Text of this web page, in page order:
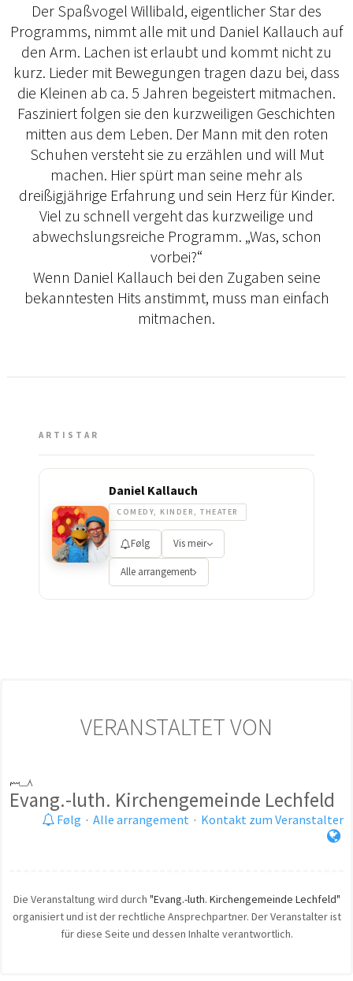
Der Spaßvogel Willibald, eigentlicher Star des
Programms, nimmt alle mit und Daniel Kallauch auf
den Arm. Lachen ist erlaubt und kommt nicht zu
kurz. Lieder mit Bewegungen tragen dazu bei, dass
die Kleinen ab ca. 5 Jahren begeistert mitmachen.
Fasziniert folgen sie den kurzweiligen Geschichten
mitten aus dem Leben. Der Mann mit den roten
Schuhen versteht sie zu erzählen und will Mut
machen. Hier spürt man seine mehr als
dreißigjährige Erfahrung und sein Herz für Kinder.
Viel zu schnell vergeht das kurzweilige und
abwechslungsreiche Programm. „Was, schon
vorbei?“
Wenn Daniel Kallauch bei den Zugaben seine
bekanntesten Hits anstimmt, muss man einfach
mitmachen.
ARTISTAR
Daniel Kallauch
COMEDY, KINDER, THEATER
Følg Vis meir
Alle arrangement
VERANSTALTET VON
Evang.-luth. Kirchengemeinde Lechfeld
Følg · Alle arrangement · Kontakt zum Veranstalter
Die Veranstaltung wird durch "Evang.-luth. Kirchengemeinde Lechfeld"
organisiert und ist der rechtliche Ansprechpartner. Der Veranstalter ist
für diese Seite und dessen Inhalte verantwortlich.